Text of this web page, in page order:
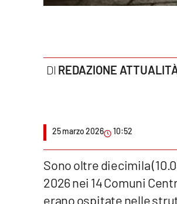
Parchi Marini Calabria
Imprese Di Calabria
Venti di comunicazione
REDAZIONE
25 marzo 2026 10:52
Sono oltre diecimila
2026 nei 14 Comuni
erano ospitate nelle